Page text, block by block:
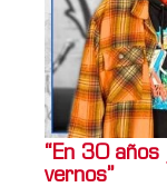
“En 30
vernos”